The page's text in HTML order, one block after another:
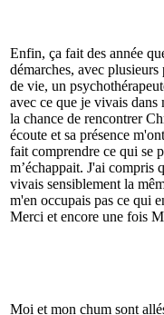
Enfin, ça fait des année
démarches, avec
de vie, un
avec ce que je vivais dans
la chance de rencontrer
écoute et sa présence
fait comprendre ce qui se
m’échappait. J'ai compris
vivais sensiblement la
m'en occupais pas ce qui
Merci et encore une fois
Moi et mon chum sont